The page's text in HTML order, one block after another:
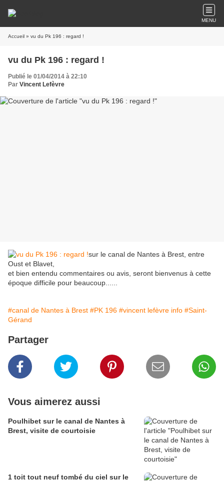
MENU
Accueil » vu du Pk 196 : regard !
vu du Pk 196 : regard !
Publié le 01/04/2014 à 22:10
Par Vincent Lefèvre
sur le canal de Nantes à Brest, entre
Oust et Blavet,
et bien entendu commentaires ou avis, seront bienvenus à cette
époque difficile pour beaucoup......
#canal de Nantes à Brest #PK 196 #vincent lefèvre info #Saint-
Gérand
Partager
Vous aimerez aussi
Poulhibet sur le canal de Nantes à
Brest, visite de courtoisie
1 toit tout neuf tombé du ciel sur le